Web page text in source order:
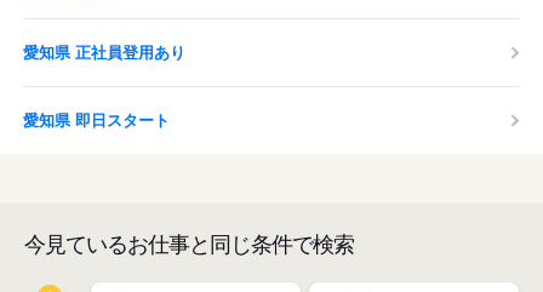
愛知県 正社員登用あり
愛知県 即日スタート
今見ているお仕事と同じ条件で検索